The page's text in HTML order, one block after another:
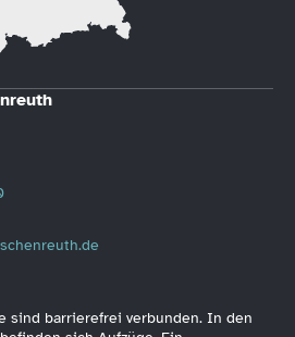
sind barrierefrei verbunden. In den